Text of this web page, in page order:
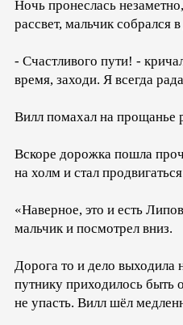
Ночь пронеслась
рассвет, мальчик собрался
- Счастливого пути! -
время, заходи. Я всегда
Вилл помахал на прощанье
Вскоре дорожка пошла
на холм и стал
«Наверное, это и есть
мальчик и посмотрел вниз.
Дорога то и дело выходила
путнику приходилось
не упасть. Вилл шёл